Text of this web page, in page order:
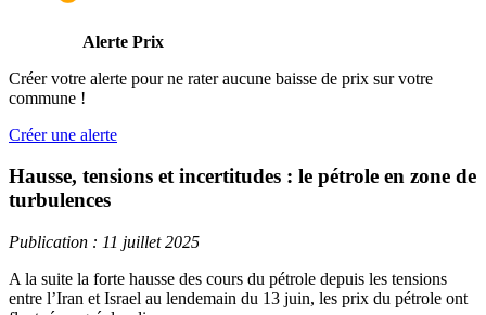
Alerte Prix
Créer votre alerte pour ne rater aucune baisse de prix sur votre
commune !
Créer une alerte
Hausse, tensions et incertitudes : le pétrole en zone de
turbulences
Publication : 11 juillet 2025
A la suite la forte hausse des cours du pétrole depuis les tensions
entre l’Iran et Israel au lendemain du 13 juin, les prix du pétrole ont